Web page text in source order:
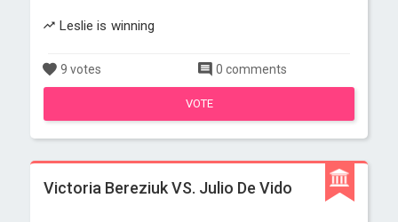
Leslie is winning
9 votes 0 comments
VOTE
Victoria Bereziuk VS. Julio De Vido